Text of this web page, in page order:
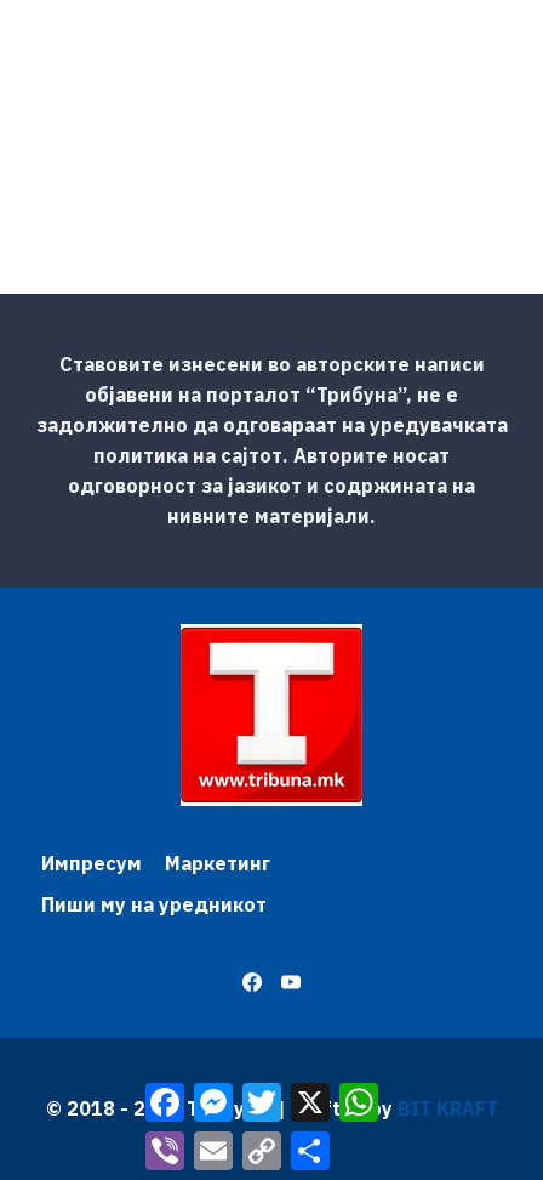
Ставовите изнесени во авторските написи
објавени на порталот “Трибуна”, не е
задолжително да одговараат на уредувачката
политика на сајтот. Авторите носат
одговорност за јазикот и содржината на
нивните материјали.
Импресум
Маркетинг
Пиши му на уредникот
© 2018 - 2026 Трибуна | Krafted by BIT KRAFT
FacebookMessenger
TwitterX
Viber
Email Copy
Link